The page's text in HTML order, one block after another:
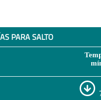
PARA SALTO